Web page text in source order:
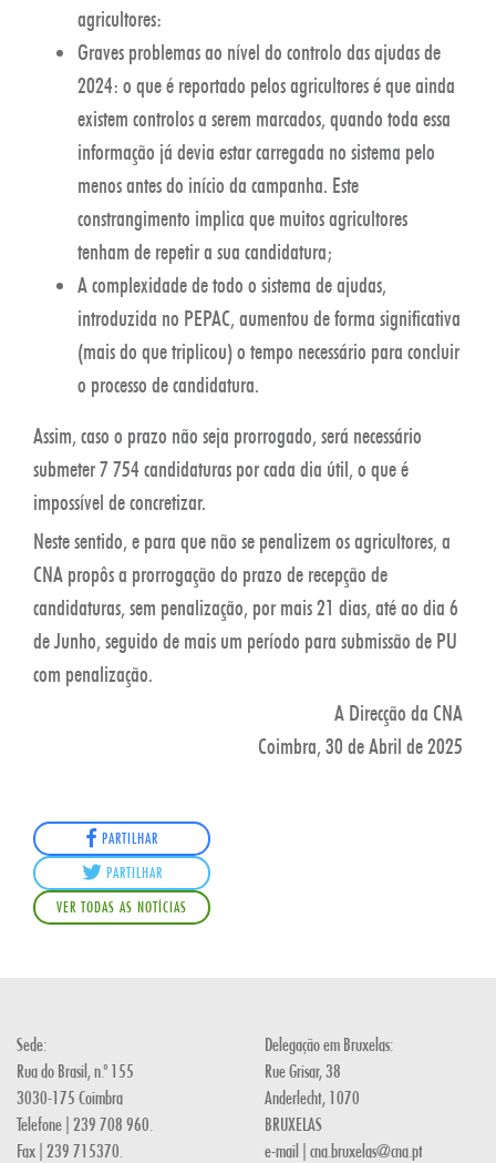
agricultores:
Graves problemas ao nível do controlo das ajudas de
2024: o que é reportado pelos agricultores é que ainda
existem controlos a serem marcados, quando toda essa
informação já devia estar carregada no sistema pelo
menos antes do início da campanha. Este
constrangimento implica que muitos agricultores
tenham de repetir a sua candidatura;
A complexidade de todo o sistema de ajudas,
introduzida no PEPAC, aumentou de forma significativa
(mais do que triplicou) o tempo necessário para concluir
o processo de candidatura.
Assim, caso o prazo não seja prorrogado, será necessário
submeter 7 754 candidaturas por cada dia útil, o que é
impossível de concretizar.
Neste sentido, e para que não se penalizem os agricultores, a
CNA propôs a prorrogação do prazo de recepção de
candidaturas, sem penalização, por mais 21 dias, até ao dia 6
de Junho, seguido de mais um período para submissão de PU
com penalização.
A Direcção da CNA
Coimbra, 30 de Abril de 2025
PARTILHAR
PARTILHAR
VER TODAS AS NOTÍCIAS
Sede:
Rua do Brasil, n.º 155
3030-175 Coimbra
Telefone | 239 708 960.
Fax | 239 715370.
Delegação em Bruxelas:
Rue Grisar, 38
Anderlecht, 1070
BRUXELAS
e-mail | cna.bruxelas@cna.pt